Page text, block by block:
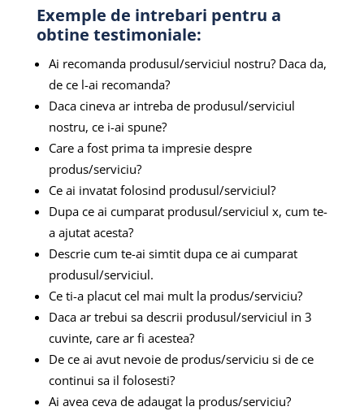
Exemple de intrebari pentru a
obtine testimoniale:
Ai recomanda produsul/serviciul nostru? Daca da,
de ce l-ai recomanda?
Daca cineva ar intreba de produsul/serviciul
nostru, ce i-ai spune?
Care a fost prima ta impresie despre
produs/serviciu?
Ce ai invatat folosind produsul/serviciul?
Dupa ce ai cumparat produsul/serviciul x, cum te-
a ajutat acesta?
Descrie cum te-ai simtit dupa ce ai cumparat
produsul/serviciul.
Ce ti-a placut cel mai mult la produs/serviciu?
Daca ar trebui sa descrii produsul/serviciul in 3
cuvinte, care ar fi acestea?
De ce ai avut nevoie de produs/serviciu si de ce
continui sa il folosesti?
Ai avea ceva de adaugat la produs/serviciu?